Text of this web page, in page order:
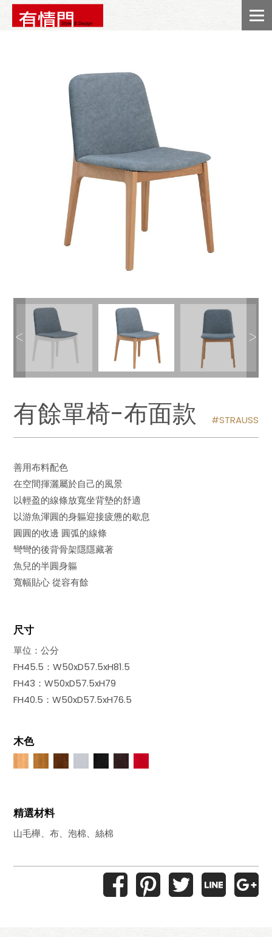
有餘單椅-布面款 STRAUSS
善用布料配色
在空間揮灑屬於自己的風景
以輕盈的線條放寬坐背墊的舒適
以游魚渾圓的身軀迎接疲憊的歇息
圓圓的收邊 圓弧的線條
彎彎的後背骨架隱隱藏著
魚兒的半圓身軀
寬幅貼心 從容有餘
尺寸
單位：公分
FH45.5：W50xD57.5xH81.5
FH43：W50xD57.5xH79
FH40.5：W50xD57.5xH76.5
木色
精選材料
山毛櫸、布、泡棉、絲棉